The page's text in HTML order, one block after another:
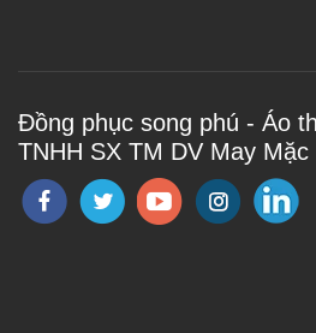
Đồng phục song phú - Áo
TNHH SX TM DV May Mặc